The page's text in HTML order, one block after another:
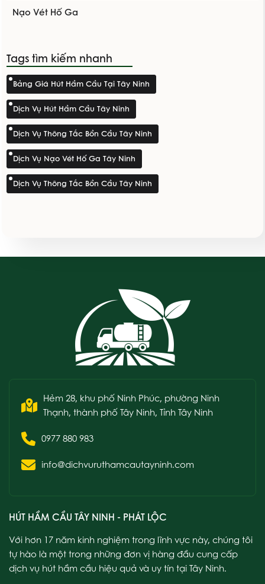
Nạo Vét Hố Ga
Tags tìm kiếm nhanh
Bảng Giá Hút Hầm Cầu Tại Tây Ninh
Dịch Vụ Hút Hầm Cầu Tây Ninh
Dịch Vụ Thông Tắc Bồn Cầu Tây Ninh
Dịch Vụ Nạo Vét Hố Ga Tây Ninh
Dịch Vụ Thông Tắc Bồn Cầu Tây Ninh
Hẻm 28, khu phố Ninh Phúc, phường Ninh
Thạnh, thành phố Tây Ninh, Tỉnh Tây Ninh
0977 880 983
info@dichvuruthamcautayninh.com
HÚT HẦM CẦU TÂY NINH - PHÁT LỘC
Với hơn 17 năm kinh nghiệm trong lĩnh vực này, chúng tôi
tự hào là một trong những đơn vị hàng đầu cung cấp
dịch vụ hút hầm cầu hiệu quả và uy tín tại Tây Ninh.